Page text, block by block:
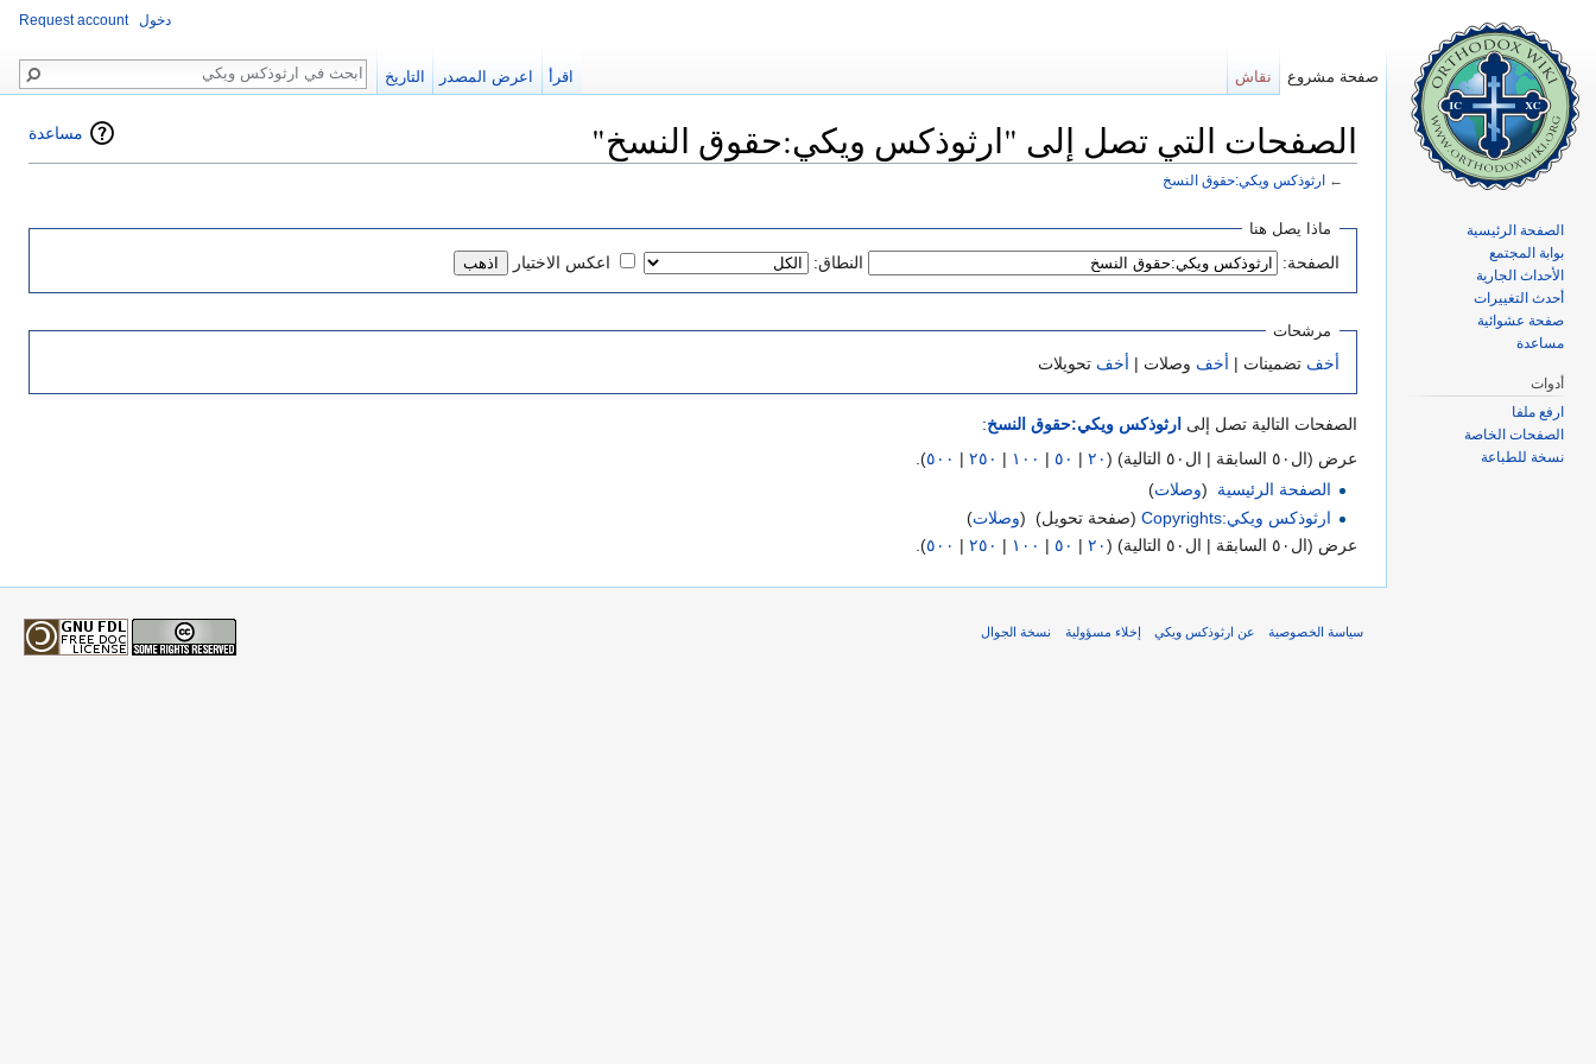
مساعدة الصفحات التي تصل إلى "ارثوذكس ويكي:حقوق النسخ"
← ارثوذكس ويكي:حقوق النسخ
ماذا يصل هنا
الصفحة: النطاق: اعكس الاختيار
مرشحات
أخف تضمينات | أخف وصلات | أخف تحويلات
الصفحات التالية تصل إلى ارثوذكس ويكي:حقوق النسخ:
عرض (ال٥٠ السابقة | ال٥٠ التالية) (
٢٠ | ٥٠ | ١٠٠ | ٢٥٠ | ٥٠٠).
الصفحة الرئيسية
(وصلات)
ارثوذكس ويكي:Copyrights
(صفحة تحويل) ‏ (وصلات)
عرض (ال٥٠ السابقة | ال٥٠ التالية) (
٢٠ | ٥٠ | ١٠٠ | ٢٥٠ | ٥٠٠).
Request account دخول
نقاش صفحة مشروع
بحث
التاريخ اعرض المصدر اقرأ
الصفحة الرئيسية
بوابة المجتمع
الأحداث الجارية
أحدث التغييرات
صفحة عشوائية
مساعدة
أدوات
ارفع ملفا
الصفحات الخاصة
نسخة للطباعة
سياسة الخصوصية عن ارثوذكس ويكي إخلاء مسؤولية نسخة الجوال